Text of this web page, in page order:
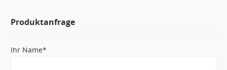
Produktanfrage
Ihr Name*